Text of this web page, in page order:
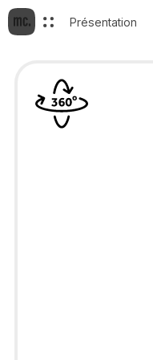
Présentation